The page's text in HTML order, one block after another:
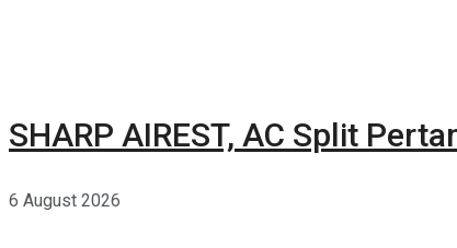
SHARP AIREST, AC Split
6 August 2026